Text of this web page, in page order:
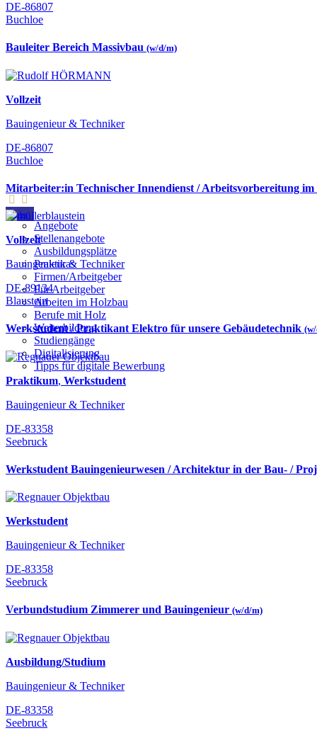
Jobs
Angebote
Stellenangebote
Ausbildungsplätze
Praktikas
Firmen/Arbeitgeber
Für Arbeitgeber
Arbeiten im Holzbau
Berufe mit Holz
Weiterbildung
Studiengänge
Digitalisierung
Tipps für digitale Bewerbung
DE-86807
Buchloe
Bauleiter Bereich Massivbau (w/d/m)
Vollzeit
Bauingenieur & Techniker
DE-86807
Buchloe
Mitarbeiter:in Technischer Innendienst / Arbeitsvorbereitung im
Vollzeit
Bauingenieur & Techniker
DE-89134
Blaustein
Werkstudent / Praktikant Elektro für unsere Gebäudetechnik
Praktikum, Werkstudent
Bauingenieur & Techniker
DE-83358
Seebruck
Werkstudent Bauingenieurwesen / Architektur in der Bau- /
Werkstudent
Bauingenieur & Techniker
DE-83358
Seebruck
Verbundstudium Zimmerer und Bauingenieur (w/d/m)
Ausbildung/Studium
Bauingenieur & Techniker
DE-83358
Seebruck